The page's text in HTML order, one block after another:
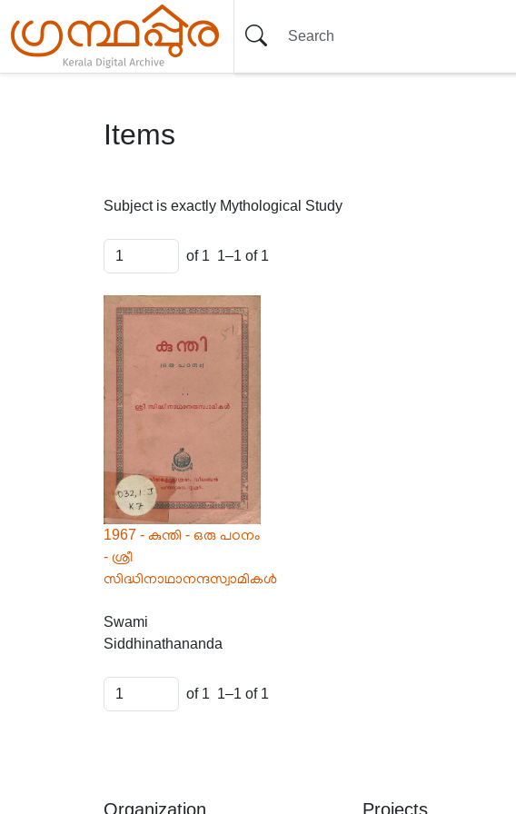
Items
Subject is exactly Mythological Study
of 1 1–1 of 1
1967 - കുന്തി - ഒരു പഠനം
- ശ്രീ
സിദ്ധിനാഥാനന്ദസ്വാമികൾ
Swami
Siddhinathananda
of 1 1–1 of 1
Organization Projects